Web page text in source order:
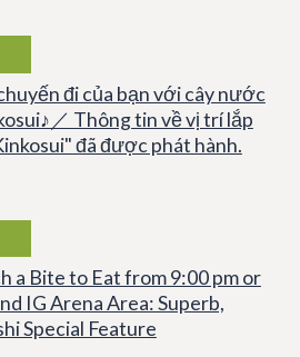
đi của bạn với cây nước
／ Thông tin về vị trí lắp
đã được phát hành.
a Bite to Eat from 9:00 pm or
IG Arena Area: Superb,
Special Feature